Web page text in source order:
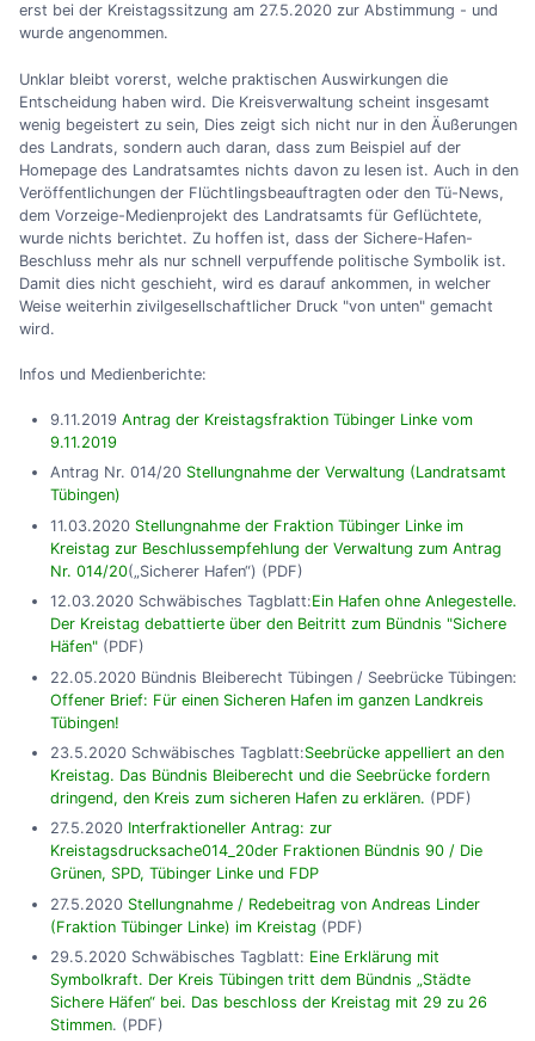
erst bei der Kreistagssitzung am 27.5.2020 zur Abstimmung - und
wurde angenommen.
Unklar bleibt vorerst, welche praktischen Auswirkungen die
Entscheidung haben wird. Die Kreisverwaltung scheint insgesamt
wenig begeistert zu sein, Dies zeigt sich nicht nur in den Äußerungen
des Landrats, sondern auch daran, dass zum Beispiel auf der
Homepage des Landratsamtes nichts davon zu lesen ist. Auch in den
Veröffentlichungen der Flüchtlingsbeauftragten oder den Tü-News,
dem Vorzeige-Medienprojekt des Landratsamts für Geflüchtete,
wurde nichts berichtet. Zu hoffen ist, dass der Sichere-Hafen-
Beschluss mehr als nur schnell verpuffende politische Symbolik ist.
Damit dies nicht geschieht, wird es darauf ankommen, in welcher
Weise weiterhin zivilgesellschaftlicher Druck "von unten" gemacht
wird.
Infos und Medienberichte:
9.11.2019 Antrag der Kreistagsfraktion Tübinger Linke vom
9.11.2019
Antrag Nr. 014/20 Stellungnahme der Verwaltung (Landratsamt
Tübingen)
11.03.2020 Stellungnahme der Fraktion Tübinger Linke im
Kreistag zur Beschlussempfehlung der Verwaltung zum Antrag
Nr. 014/20(„Sicherer Hafen“) (PDF)
12.03.2020 Schwäbisches Tagblatt:Ein Hafen ohne Anlegestelle.
Der Kreistag debattierte über den Beitritt zum Bündnis "Sichere
Häfen"(PDF)
22.05.2020 Bündnis Bleiberecht Tübingen / Seebrücke Tübingen:
Offener Brief: Für einen Sicheren Hafen im ganzen Landkreis
Tübingen!
23.5.2020 Schwäbisches Tagblatt:Seebrücke appelliert an den
Kreistag. Das Bündnis Bleiberecht und die Seebrücke fordern
dringend, den Kreis zum sicheren Hafen zu erklären. (PDF)
27.5.2020 Interfraktioneller Antrag: zur
Kreistagsdrucksache014_20der Fraktionen Bündnis 90 / Die
Grünen, SPD, Tübinger Linke und FDP
27.5.2020 Stellungnahme / Redebeitrag von Andreas Linder
(Fraktion Tübinger Linke) im Kreistag (PDF)
29.5.2020 Schwäbisches Tagblatt: Eine Erklärung mit
Symbolkraft. Der Kreis Tübingen tritt dem Bündnis „Städte
Sichere Häfen“ bei. Das beschloss der Kreistag mit 29 zu 26
Stimmen. (PDF)